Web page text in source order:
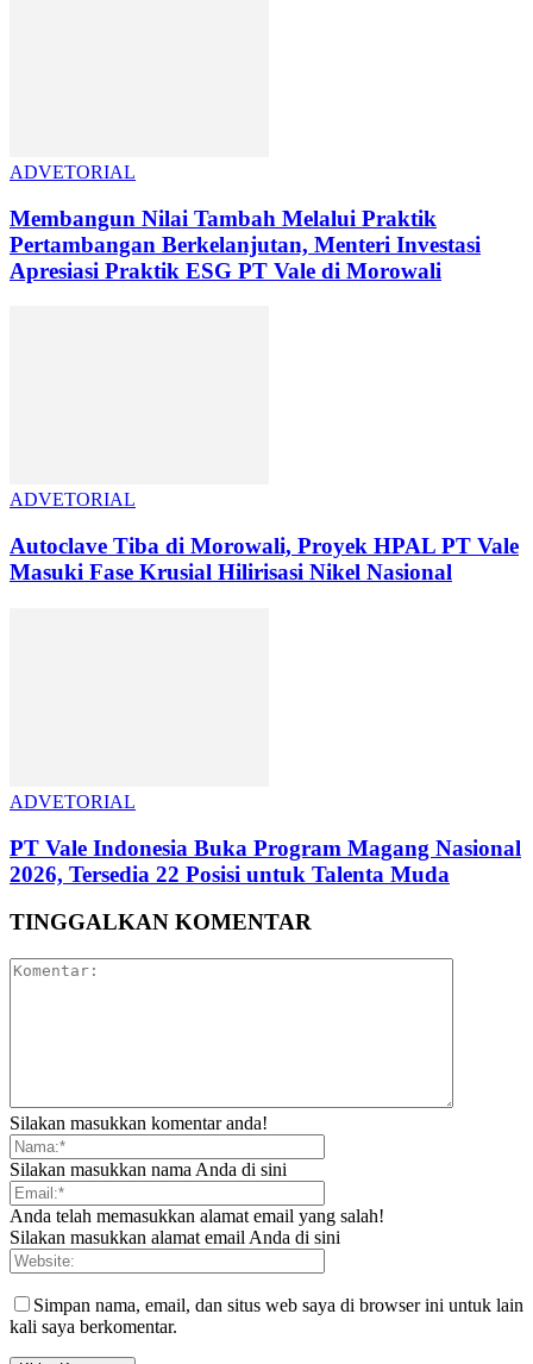
ADVETORIAL
Membangun Nilai Tambah Melalui Praktik
Pertambangan Berkelanjutan, Menteri Investasi
Apresiasi Praktik ESG PT Vale di Morowali
ADVETORIAL
Autoclave Tiba di Morowali, Proyek HPAL PT Vale
Masuki Fase Krusial Hilirisasi Nikel Nasional
ADVETORIAL
PT Vale Indonesia Buka Program Magang Nasional
2026, Tersedia 22 Posisi untuk Talenta Muda
TINGGALKAN KOMENTAR
Silakan masukkan komentar anda!
Silakan masukkan nama Anda di sini
Anda telah memasukkan alamat email yang salah!
Silakan masukkan alamat email Anda di sini
Simpan nama, email, dan situs web saya di browser ini untuk lain
kali saya berkomentar.